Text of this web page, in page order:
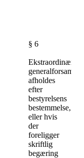
§ 6
Ekstraordinær
generalforsamling
afhol­des
efter
bestyrelsens
bestemmelse,
eller hvis
der
foreligger
skriftlig
begæring